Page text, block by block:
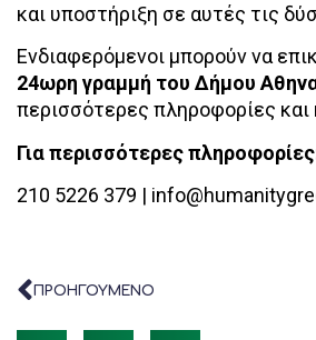
και υποστήριξη σε αυτές τις
Eνδιαφερόμενοι μπορούν να
24ωρη γραμμή του Δήμου
περισσότερες πληροφορίες και
Για περισσότερες
210 5226 379 |
ΠΡΟΗΓΟΥΜΕΝΟ